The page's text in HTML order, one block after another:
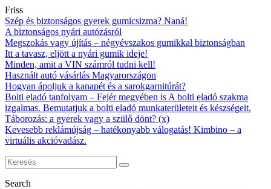
Friss
Szép és biztonságos gyerek gumicsizma? Naná!
A biztonságos nyári autózásról
Megszokás vagy újítás – négyévszakos gumikkal biztonságban
Itt a tavasz, eljött a nyári gumik ideje!
Minden, amit a VIN számról tudni kell!
Használt autó vásárlás Magyarországon
Hogyan ápoljuk a kanapét és a sarokgarnitúrát?
Bolti eladó tanfolyam – Fejér megyében is A bolti eladó szakma
izgalmas. Bemutatjuk a bolti eladó munkaterületeit és készségeit.
Táborozás: a gyerek vagy a szülő dönt? (x)
Kevesebb reklámújság – hatékonyabb válogatás! Kimbino – a
virtuális akcióvadász.
Search